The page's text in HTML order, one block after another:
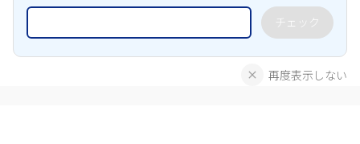
チェック
再度表示しない